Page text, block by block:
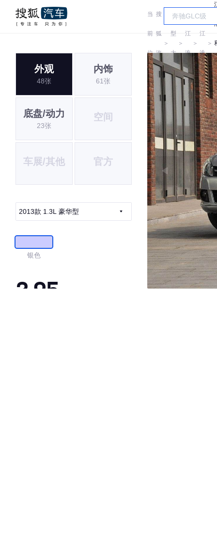
当
前
位
置:
搜
狐
汽
车
＞
车
型
大
全
＞
江
淮
＞
江
淮
＞
外观
48张
内饰
61张
底盘/动力
23张
空间
车展/其他 官方
2013款 1.3L 豪华型
银色
3.95